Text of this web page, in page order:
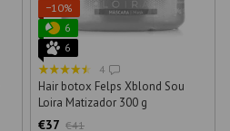
−10%
6
6
4
Hair botox Felps Xblond Sou
Loira Matizador 300 g
€37 €41